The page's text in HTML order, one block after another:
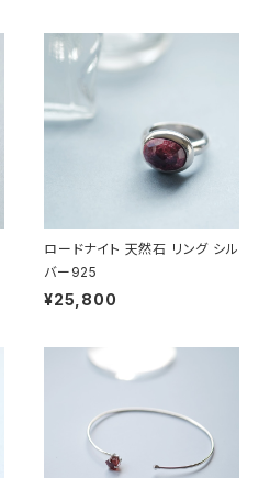
ロードナイト 天然石 リング シル
バー925
¥25,800